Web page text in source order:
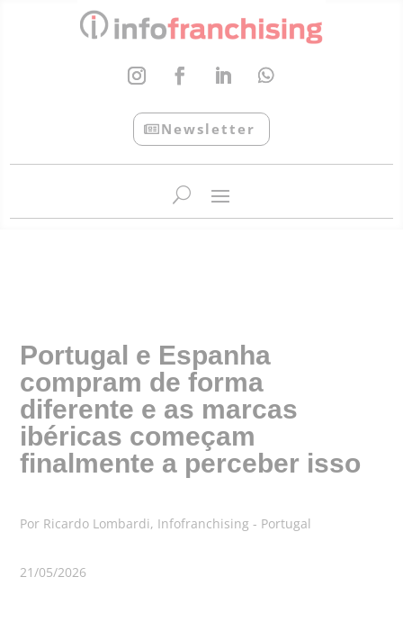
Newsletter
Portugal e Espanha
compram de forma
diferente e as marcas
ibéricas começam
finalmente a perceber isso
Por Ricardo Lombardi, Infofranchising - Portugal
21/05/2026